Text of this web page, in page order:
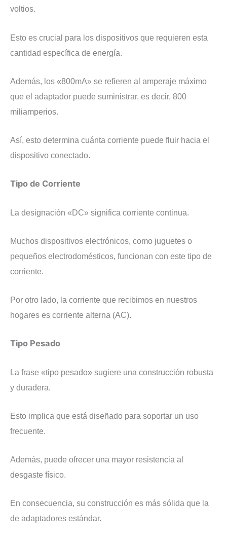
voltios.
Esto es crucial para los dispositivos que requieren esta
cantidad específica de energía.
Además, los «800mA» se refieren al amperaje máximo
que el adaptador puede suministrar, es decir, 800
miliamperios.
Así, esto determina cuánta corriente puede fluir hacia el
dispositivo conectado.
Tipo de Corriente
La designación «DC» significa corriente continua.
Muchos dispositivos electrónicos, como juguetes o
pequeños electrodomésticos, funcionan con este tipo de
corriente.
Por otro lado, la corriente que recibimos en nuestros
hogares es corriente alterna (AC).
Tipo Pesado
La frase «tipo pesado» sugiere una construcción robusta
y duradera.
Esto implica que está diseñado para soportar un uso
frecuente.
Además, puede ofrecer una mayor resistencia al
desgaste físico.
En consecuencia, su construcción es más sólida que la
de adaptadores estándar.